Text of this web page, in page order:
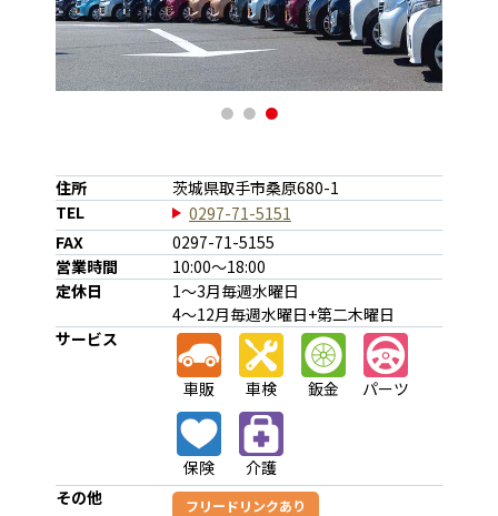
1 2 3
住所
茨城県取手市桑原680-1
TEL
0297-71-5151
FAX
0297-71-5155
営業時間
10:00～18:00
定休日
1～3月毎週水曜日
4～12月毎週水曜日+第二木曜日
サービス
車販 車検 鈑金 パーツ
保険
介護
その他
フリードリンクあり